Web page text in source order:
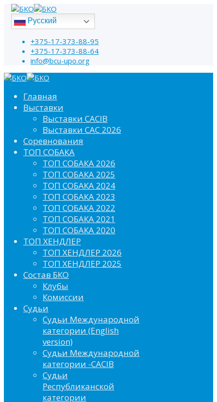
Русский
+375-17-373-88-95
+375-17-373-88-64
info@bcu-upo.org
Главная
Выставки
Выставки CACIB
Выставки САС 2026
Соревнования
ТОП СОБАКА
ТОП СОБАКА 2026
ТОП СОБАКА 2025
ТОП СОБАКА 2024
ТОП СОБАКА 2023
ТОП СОБАКА 2022
ТОП СОБАКА 2021
ТОП СОБАКА 2020
ТОП ХЕНДЛЕР
ТОП ХЕНДЛЕР 2026
ТОП ХЕНДЛЕР 2025
Состав БКО
Клубы
Комиссии
Судьи
Судьи Международной
категории (English
version)
Судьи Международной
категории -CACIB
Судьи
Республиканской
категории